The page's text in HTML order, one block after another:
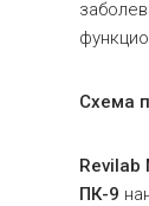
Схема
Revilab
ПК-9